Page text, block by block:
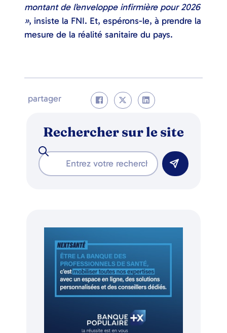
montant de l’enveloppe infirmière pour 2026
», insiste la FNI. Et, espérons-le, à prendre la
mesure de la réalité sanitaire du pays.
partager
Rechercher sur le site